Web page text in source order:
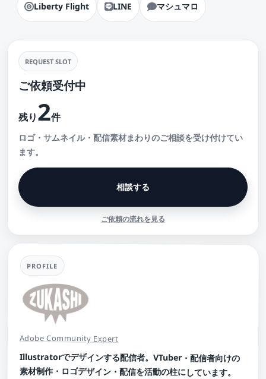
Liberty Flight LINE マシュマロ
REQUEST SLOT
ご依頼受付中
残り2件
ロゴ・サムネイル・配信素材まわりのご相談を受け付けてい
ます。
相談する
ご依頼の流れを見る
PROFILE
Adobe Community Expert
Illustratorでデザインする配信者。VTuber・配信者向けの
素材制作・ロゴデザイン・配信を活動の柱にしています。